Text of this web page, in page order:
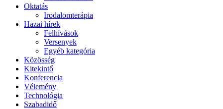
Oktatás
Irodalomterápia
Hazai hírek
Felhívások
Versenyek
Egyéb kategória
Közösség
Kitekintő
Konferencia
Vélemény
Technológia
Szabadidő